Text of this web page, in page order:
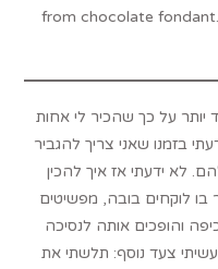
from chocolate
יותר על כך שהכיר לי אחות
אימאן. הם התחתנו ב-2012, וידעתי בזמנו שאני צריך להגביר
לא ידעתי אז איך להכין
בו לוקחים בובה, מפשיטים
והופכים אותה לנסיכה
צעד נוסף: תלשתי את